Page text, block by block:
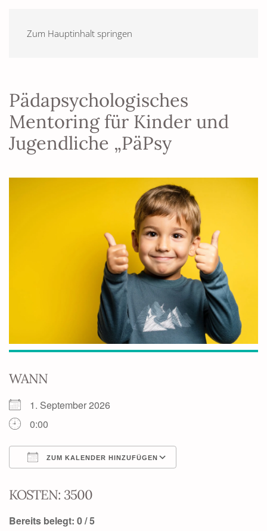
Zum Hauptinhalt springen
Pädapsychologisches
Mentoring für Kinder und
Jugendliche „PäPsy
WANN
1. September 2026
0:00
ZUM KALENDER HINZUFÜGEN
KOSTEN: 3500
Bereits belegt: 0 / 5